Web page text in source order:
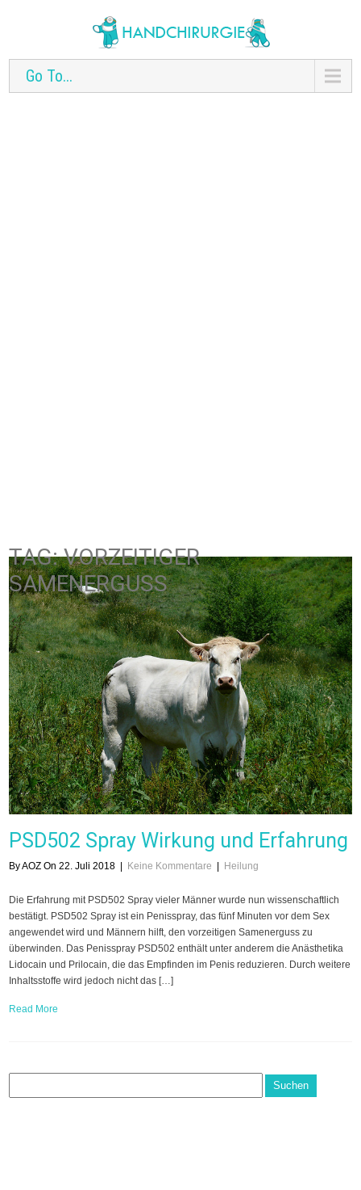
Go To...
TAG: VORZEITIGER
SAMENERGUSS
PSD502 Spray Wirkung und Erfahrung
By AOZ On 22. Juli 2018 Keine Kommentare Heilung
Die Erfahrung mit PSD502 Spray vieler Männer wurde nun wissenschaftlich
bestätigt. PSD502 Spray ist ein Penisspray, das fünf Minuten vor dem Sex
angewendet wird und Männern hilft, den vorzeitigen Samenerguss zu
überwinden. Das Penisspray PSD502 enthält unter anderem die Anästhetika
Lidocain und Prilocain, die das Empfinden im Penis reduzieren. Durch weitere
Inhaltsstoffe wird jedoch nicht das […]
Read More